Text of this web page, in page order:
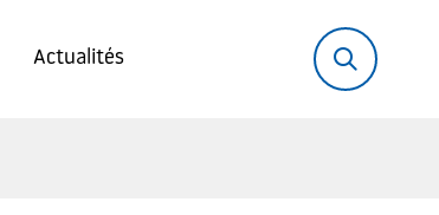
Actualités
Rechercher: